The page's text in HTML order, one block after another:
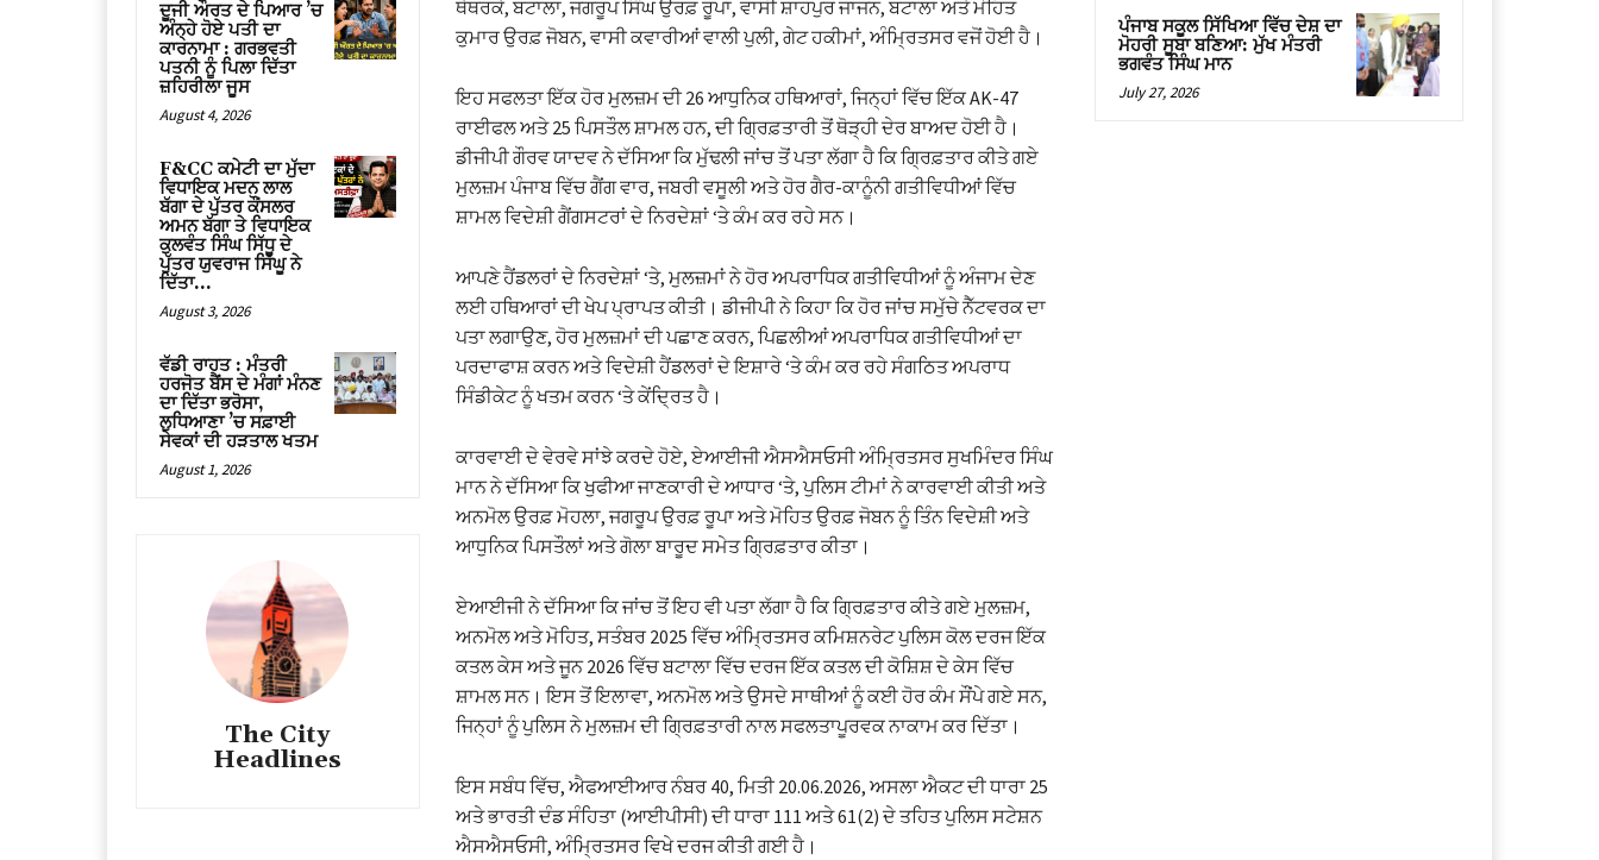
ਦੂਜੀ ਔਰਤ ਦੇ ਪਿਆਰ ’ਚ
ਅੰਨ੍ਹੇ ਹੋਏ ਪਤੀ ਦਾ
ਕਾਰਨਾਮਾ : ਗਰਭਵਤੀ
ਪਤਨੀ ਨੂੰ ਪਿਲਾ ਦਿੱਤਾ
ਜ਼ਹਿਰੀਲਾ ਜੂਸ
August 4, 2026
F&CC ਕਮੇਟੀ ਦਾ ਮੁੱਦਾ
ਵਿਧਾਇਕ ਮਦਨ ਲਾਲ
ਬੱਗਾ ਦੇ ਪੁੱਤਰ ਕੌਂਸਲਰ
ਅਮਨ ਬੱਗਾ ਤੇ ਵਿਧਾਇਕ
ਕੁਲਵੰਤ ਸਿੰਘ ਸਿੱਧੂ ਦੇ
ਪੁੱਤਰ ਯੁਵਰਾਜ ਸਿੱਘੂ ਨੇ
ਦਿੱਤਾ...
August 3, 2026
ਵੱਡੀ ਰਾਹਤ : ਮੰਤਰੀ
ਹਰਜੋਤ ਬੈਂਸ ਦੇ ਮੰਗਾਂ ਮੰਨਣ
ਦਾ ਦਿੱਤਾ ਭਰੋਸਾ,
ਲੁਧਿਆਣਾ ’ਚ ਸਫ਼ਾਈ
ਸੇਵਕਾਂ ਦੀ ਹੜਤਾਲ ਖਤਮ
August 1, 2026
The City
Headlines
ਥੇਥਰਕੇ, ਬਟਾਲਾ, ਜਗਰੂਪ ਸਿੰਘ ਉਰਫ਼ ਰੂਪਾ, ਵਾਸੀ ਸ਼ਾਹਪੁਰ ਜਾਜਨ, ਬਟਾਲਾ ਅਤੇ ਮੋਹਿਤ
ਕੁਮਾਰ ਉਰਫ਼ ਜੋਬਨ, ਵਾਸੀ ਕਵਾਰੀਆਂ ਵਾਲੀ ਪੁਲੀ, ਗੇਟ ਹਕੀਮਾਂ, ਅੰਮ੍ਰਿਤਸਰ ਵਜੋਂ ਹੋਈ ਹੈ।
ਇਹ ਸਫਲਤਾ ਇੱਕ ਹੋਰ ਮੁਲਜ਼ਮ ਦੀ 26 ਆਧੁਨਿਕ ਹਥਿਆਰਾਂ, ਜਿਨ੍ਹਾਂ ਵਿੱਚ ਇੱਕ AK-47
ਰਾਈਫਲ ਅਤੇ 25 ਪਿਸਤੌਲ ਸ਼ਾਮਲ ਹਨ, ਦੀ ਗ੍ਰਿਫ਼ਤਾਰੀ ਤੋਂ ਥੋੜ੍ਹੀ ਦੇਰ ਬਾਅਦ ਹੋਈ ਹੈ।
ਡੀਜੀਪੀ ਗੌਰਵ ਯਾਦਵ ਨੇ ਦੱਸਿਆ ਕਿ ਮੁੱਢਲੀ ਜਾਂਚ ਤੋਂ ਪਤਾ ਲੱਗਾ ਹੈ ਕਿ ਗ੍ਰਿਫ਼ਤਾਰ ਕੀਤੇ ਗਏ
ਮੁਲਜ਼ਮ ਪੰਜਾਬ ਵਿੱਚ ਗੈਂਗ ਵਾਰ, ਜਬਰੀ ਵਸੂਲੀ ਅਤੇ ਹੋਰ ਗੈਰ-ਕਾਨੂੰਨੀ ਗਤੀਵਿਧੀਆਂ ਵਿੱਚ
ਸ਼ਾਮਲ ਵਿਦੇਸ਼ੀ ਗੈਂਗਸਟਰਾਂ ਦੇ ਨਿਰਦੇਸ਼ਾਂ ‘ਤੇ ਕੰਮ ਕਰ ਰਹੇ ਸਨ।
ਆਪਣੇ ਹੈਂਡਲਰਾਂ ਦੇ ਨਿਰਦੇਸ਼ਾਂ ‘ਤੇ, ਮੁਲਜ਼ਮਾਂ ਨੇ ਹੋਰ ਅਪਰਾਧਿਕ ਗਤੀਵਿਧੀਆਂ ਨੂੰ ਅੰਜਾਮ ਦੇਣ
ਲਈ ਹਥਿਆਰਾਂ ਦੀ ਖੇਪ ਪ੍ਰਾਪਤ ਕੀਤੀ। ਡੀਜੀਪੀ ਨੇ ਕਿਹਾ ਕਿ ਹੋਰ ਜਾਂਚ ਸਮੁੱਚੇ ਨੈੱਟਵਰਕ ਦਾ
ਪਤਾ ਲਗਾਉਣ, ਹੋਰ ਮੁਲਜ਼ਮਾਂ ਦੀ ਪਛਾਣ ਕਰਨ, ਪਿਛਲੀਆਂ ਅਪਰਾਧਿਕ ਗਤੀਵਿਧੀਆਂ ਦਾ
ਪਰਦਾਫਾਸ਼ ਕਰਨ ਅਤੇ ਵਿਦੇਸ਼ੀ ਹੈਂਡਲਰਾਂ ਦੇ ਇਸ਼ਾਰੇ ‘ਤੇ ਕੰਮ ਕਰ ਰਹੇ ਸੰਗਠਿਤ ਅਪਰਾਧ
ਸਿੰਡੀਕੇਟ ਨੂੰ ਖਤਮ ਕਰਨ ‘ਤੇ ਕੇਂਦ੍ਰਿਤ ਹੈ।
ਕਾਰਵਾਈ ਦੇ ਵੇਰਵੇ ਸਾਂਝੇ ਕਰਦੇ ਹੋਏ, ਏਆਈਜੀ ਐਸਐਸਓਸੀ ਅੰਮ੍ਰਿਤਸਰ ਸੁਖਮਿੰਦਰ ਸਿੰਘ
ਮਾਨ ਨੇ ਦੱਸਿਆ ਕਿ ਖੁਫੀਆ ਜਾਣਕਾਰੀ ਦੇ ਆਧਾਰ ‘ਤੇ, ਪੁਲਿਸ ਟੀਮਾਂ ਨੇ ਕਾਰਵਾਈ ਕੀਤੀ ਅਤੇ
ਅਨਮੋਲ ਉਰਫ਼ ਮੋਹਲਾ, ਜਗਰੂਪ ਉਰਫ਼ ਰੂਪਾ ਅਤੇ ਮੋਹਿਤ ਉਰਫ਼ ਜੋਬਨ ਨੂੰ ਤਿੰਨ ਵਿਦੇਸ਼ੀ ਅਤੇ
ਆਧੁਨਿਕ ਪਿਸਤੌਲਾਂ ਅਤੇ ਗੋਲਾ ਬਾਰੂਦ ਸਮੇਤ ਗ੍ਰਿਫ਼ਤਾਰ ਕੀਤਾ।
ਏਆਈਜੀ ਨੇ ਦੱਸਿਆ ਕਿ ਜਾਂਚ ਤੋਂ ਇਹ ਵੀ ਪਤਾ ਲੱਗਾ ਹੈ ਕਿ ਗ੍ਰਿਫ਼ਤਾਰ ਕੀਤੇ ਗਏ ਮੁਲਜ਼ਮ,
ਅਨਮੋਲ ਅਤੇ ਮੋਹਿਤ, ਸਤੰਬਰ 2025 ਵਿੱਚ ਅੰਮ੍ਰਿਤਸਰ ਕਮਿਸ਼ਨਰੇਟ ਪੁਲਿਸ ਕੋਲ ਦਰਜ ਇੱਕ
ਕਤਲ ਕੇਸ ਅਤੇ ਜੂਨ 2026 ਵਿੱਚ ਬਟਾਲਾ ਵਿੱਚ ਦਰਜ ਇੱਕ ਕਤਲ ਦੀ ਕੋਸ਼ਿਸ਼ ਦੇ ਕੇਸ ਵਿੱਚ
ਸ਼ਾਮਲ ਸਨ। ਇਸ ਤੋਂ ਇਲਾਵਾ, ਅਨਮੋਲ ਅਤੇ ਉਸਦੇ ਸਾਥੀਆਂ ਨੂੰ ਕਈ ਹੋਰ ਕੰਮ ਸੌਂਪੇ ਗਏ ਸਨ,
ਜਿਨ੍ਹਾਂ ਨੂੰ ਪੁਲਿਸ ਨੇ ਮੁਲਜ਼ਮ ਦੀ ਗ੍ਰਿਫ਼ਤਾਰੀ ਨਾਲ ਸਫਲਤਾਪੂਰਵਕ ਨਾਕਾਮ ਕਰ ਦਿੱਤਾ।
ਇਸ ਸਬੰਧ ਵਿੱਚ, ਐਫਆਈਆਰ ਨੰਬਰ 40, ਮਿਤੀ 20.06.2026, ਅਸਲਾ ਐਕਟ ਦੀ ਧਾਰਾ 25
ਅਤੇ ਭਾਰਤੀ ਦੰਡ ਸੰਹਿਤਾ (ਆਈਪੀਸੀ) ਦੀ ਧਾਰਾ 111 ਅਤੇ 61(2) ਦੇ ਤਹਿਤ ਪੁਲਿਸ ਸਟੇਸ਼ਨ
ਐਸਐਸਓਸੀ, ਅੰਮ੍ਰਿਤਸਰ ਵਿਖੇ ਦਰਜ ਕੀਤੀ ਗਈ ਹੈ।
ਪੰਜਾਬ ਸਕੂਲ ਸਿੱਖਿਆ ਵਿੱਚ ਦੇਸ਼ ਦਾ
ਮੋਹਰੀ ਸੂਬਾ ਬਣਿਆ: ਮੁੱਖ ਮੰਤਰੀ
ਭਗਵੰਤ ਸਿੰਘ ਮਾਨ
July 27, 2026